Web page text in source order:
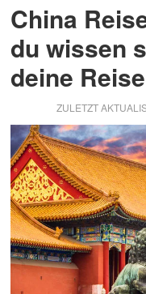
China
du wissen
deine
ZULETZT